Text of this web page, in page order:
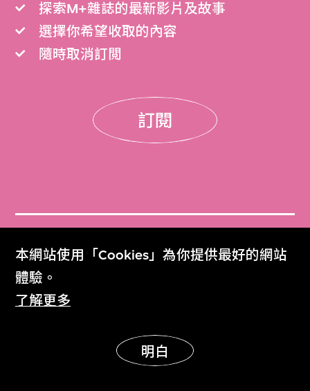
本網站使用「Cookies」為你提供最好的網站
體驗。
了解更多
明白
探索M+雜誌的最新影片及故事
選擇你希望收取的內容
隨時取消訂閲
訂閱
門票
Get Tickets
M+雜誌